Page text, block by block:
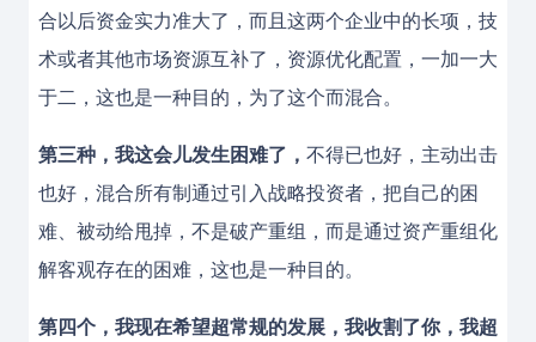
合以后资金实力准大了，而且这两个企业中的长项，技
术或者其他市场资源互补了，资源优化配置，一加一大
于二，这也是一种目的，为了这个而混合。
第三种，我这会儿发生困难了， 不得已也好，主动出击
也好，混合所有制通过引入战略投资者，把自己的困
难、被动给甩掉，不是破产重组，而是通过资产重组化
解客观存在的困难，这也是一种目的。
第四个，我现在希望超常规的发展，我收割了你，我超